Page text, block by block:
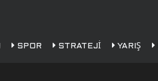
SPOR STRATEJI YARIŞ